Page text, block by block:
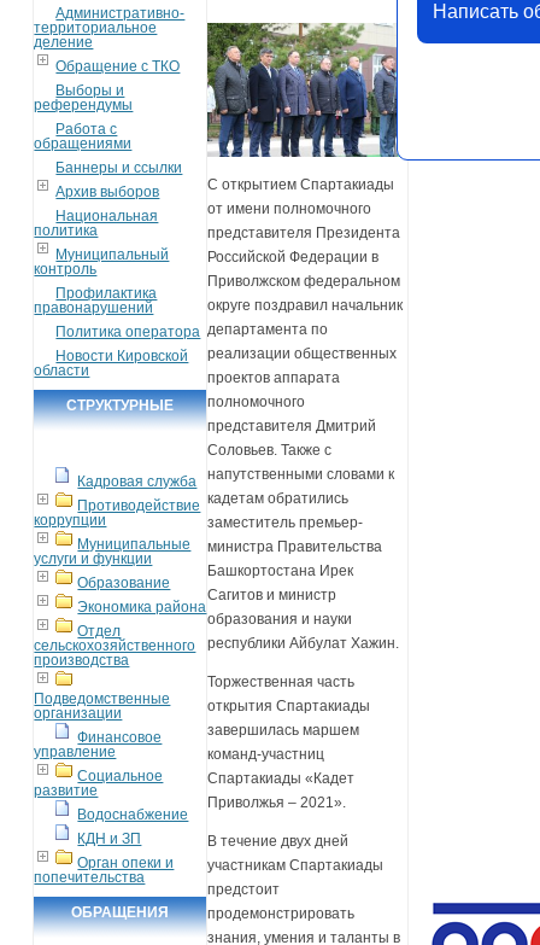
Административно-
территориальное
деление
Обращение с ТКО
Выборы и
референдумы
Работа с
обращениями
Баннеры и ссылки
Архив выборов
Национальная
политика
Муниципальный
контроль
Профилактика
правонарушений
Политика оператора
Новости Кировской
области
СТРУКТУРНЫЕ
Кадровая служба
Противодействие
коррупции
Муниципальные
услуги и функции
Образование
Экономика района
Отдел
сельскохозяйственного
производства
Подведомственные
организации
Финансовое
управление
Социальное
развитие
Водоснабжение
КДН и ЗП
Орган опеки и
попечительства
ОБРАЩЕНИЯ
С открытием Спартакиады
от имени полномочного
представителя Президента
Российской Федерации в
Приволжском федеральном
округе поздравил начальник
департамента по
реализации общественных
проектов аппарата
полномочного
представителя Дмитрий
Соловьев. Также с
напутственными словами к
кадетам обратились
заместитель премьер-
министра Правительства
Башкортостана Ирек
Сагитов и министр
образования и науки
республики Айбулат Хажин.
Торжественная часть
открытия Спартакиады
завершилась маршем
команд-участниц
Спартакиады «Кадет
Приволжья – 2021».
В течение двух дней
участникам Спартакиады
предстоит
продемонстрировать
знания, умения и таланты в
Написать